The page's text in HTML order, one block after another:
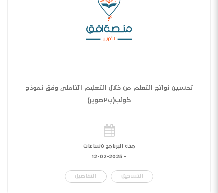
تحسين نواتج التعلم من خلال التعليم التأملي وفق نموذج
كولب(ب٢صوير)
مدة البرنامج ٥ساعات
-
12-02-2025
التسجيل التفاصيل